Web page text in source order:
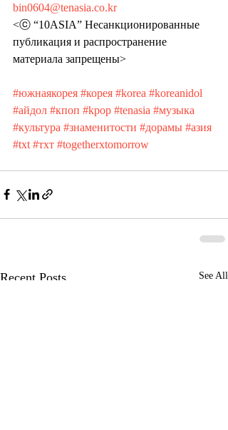
bin0604@tenasia.co.kr
<ⓒ “10ASIA” Несанкционированные
публикация и распространение
материала запрещены>
#южнаякорея #корея #korea #koreanidol
#айдол #кпоп #kpop #tenasia #музыка
#культура #знаменитости #дорамы #азия
#txt #тхт #togetherxtomorrow
Recent Posts See All